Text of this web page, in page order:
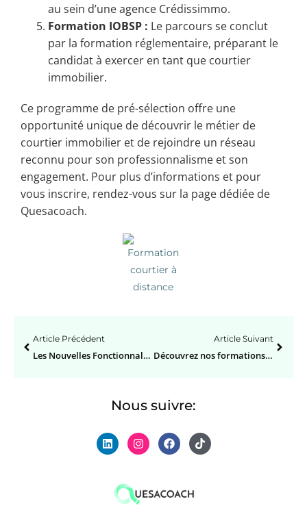
au sein d’une agence Crédissimmo.
Formation IOBSP : Le parcours se conclut
par la formation réglementaire, préparant le
candidat à exercer en tant que courtier
immobilier.
Ce programme de pré-sélection offre une
opportunité unique de découvrir le métier de
courtier immobilier et de rejoindre un réseau
reconnu pour son professionnalisme et son
engagement. Pour plus d’informations et pour
vous inscrire, rendez-vous sur la page dédiée de
Quesacoach.
Article Précédent
Les Nouvelles Fonctionnalités de SketchUp : L’IA Révolutionne la Conception 3D
Article Suivant
Découvrez nos formations en live : SketchUp, SEO et WordPress à votre rythme !
Nous suivre: